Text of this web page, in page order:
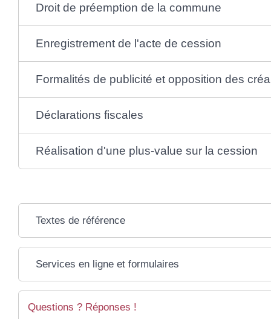
Droit de préemption de la commune
Enregistrement de l'acte de cession
Formalités de publicité et opposition des
Déclarations fiscales
Réalisation d'une plus-value sur la cession
Textes de référence
Services en ligne et formulaires
Questions ? Réponses !